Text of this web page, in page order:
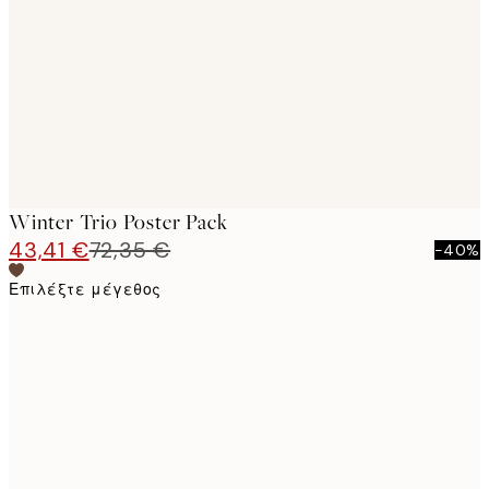
Winter Trio Poster Pack
43,41 €72,35 €
-40%
Επιλέξτε μέγεθος